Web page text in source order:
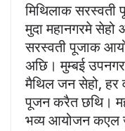
मिथिलाक सरस्वती
मुदा महानगरमे
सरस्वती पूजाक
अछि। मुम्बई
मैथिल जन सेहो, हर
पूजन करैत छथि।
भव्य आयोजन कएल